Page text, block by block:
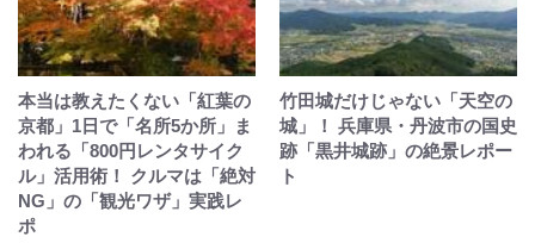
本当は教えたくない「紅葉の
京都」1日で「名所5か所」ま
われる「800円レンタサイク
ル」活用術！ クルマは「絶対
NG」の「観光ワザ」実践レ
ポ
竹田城だけじゃない「天空の
城」！ 兵庫県・丹波市の国史
跡「黒井城跡」の絶景レポー
ト